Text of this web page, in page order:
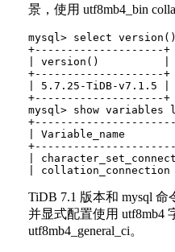
景，使用 utf8mb4_bin
mysql> select
+--------------------+
| version()          |
+--------------------+
| 5.7.25-TiDB-v7.1.5 |
+--------------------+
mysql> show variables
| Variable_name
|
TiDB 7.1 版本和 mysql
并显式配置使用 utf8mb4
utf8mb4_general_ci。